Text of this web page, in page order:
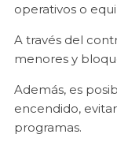
operativos o
A través del
menores y
Además, es
encendido,
programas.